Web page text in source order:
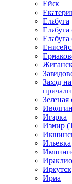
Ейск
Елабуга
Жиганск
Заход
Зеленая
Игарка
Измир
Ильевка
Иркутск
Ирма